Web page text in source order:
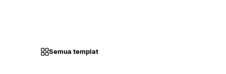
Semua templat